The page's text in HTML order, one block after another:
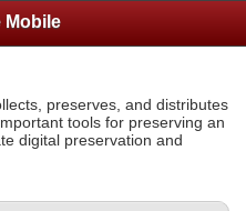
Mobile
preserves, and distributes
tools for preserving an
digital preservation and